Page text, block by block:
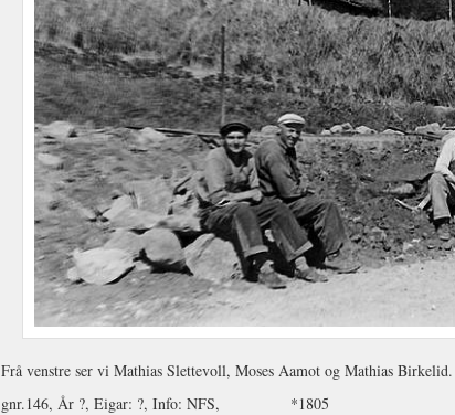
Frå venstre ser vi Mathias Slettevoll, Moses Aamot og Mathias Birkelid.
gnr.146, År ?, Eigar: ?, Info: NFS, *1805